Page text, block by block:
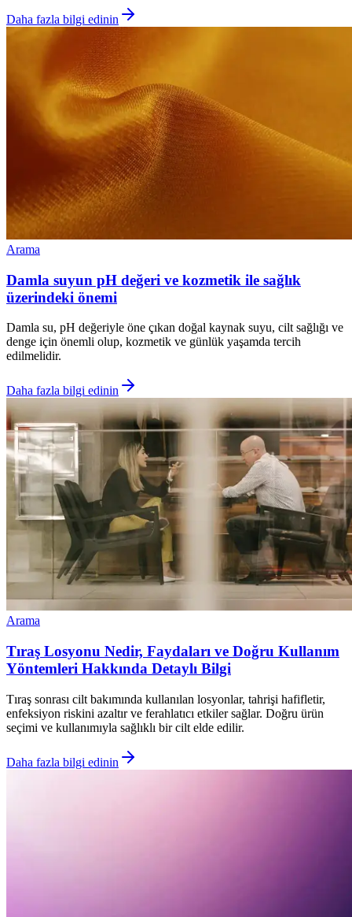
Daha fazla bilgi edinin
Arama
Damla suyun pH değeri ve kozmetik ile sağlık
üzerindeki önemi
Damla su, pH değeriyle öne çıkan doğal kaynak suyu, cilt sağlığı ve
denge için önemli olup, kozmetik ve günlük yaşamda tercih
edilmelidir.
Daha fazla bilgi edinin
Arama
Tıraş Losyonu Nedir, Faydaları ve Doğru Kullanım
Yöntemleri Hakkında Detaylı Bilgi
Tıraş sonrası cilt bakımında kullanılan losyonlar, tahrişi hafifletir,
enfeksiyon riskini azaltır ve ferahlatıcı etkiler sağlar. Doğru ürün
seçimi ve kullanımıyla sağlıklı bir cilt elde edilir.
Daha fazla bilgi edinin